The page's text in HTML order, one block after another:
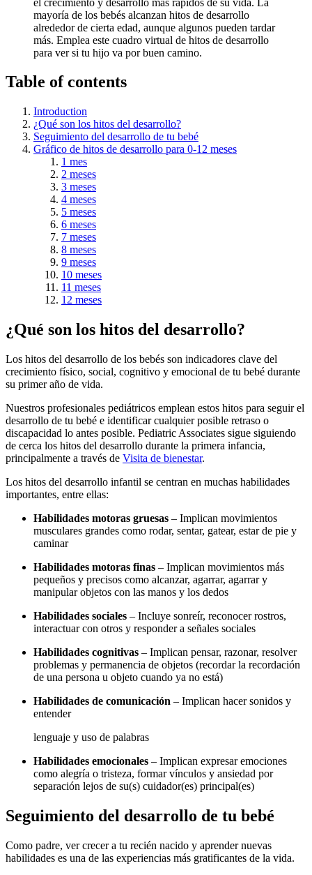
mayoría de los bebés alcanzan hitos de desarrollo
alrededor de cierta edad, aunque algunos pueden tardar
más. Emplea este cuadro virtual de hitos de desarrollo
para ver si tu hijo va por buen camino.
Table of contents
Introduction
¿Qué son los hitos del desarrollo?
Seguimiento del desarrollo de tu bebé
Gráfico de hitos de desarrollo para 0-12 meses
1 mes
2 meses
3 meses
4 meses
5 meses
6 meses
7 meses
8 meses
9 meses
10 meses
11 meses
12 meses
¿Qué son los hitos del desarrollo?
Los hitos del desarrollo de los bebés son indicadores clave del
crecimiento físico, social, cognitivo y emocional de tu bebé durante
su primer año de vida.
Nuestros profesionales pediátricos emplean estos hitos para seguir el
desarrollo de tu bebé e identificar cualquier posible retraso o
discapacidad lo antes posible. Pediatric Associates sigue siguiendo
de cerca los hitos del desarrollo durante la primera infancia,
principalmente a través de Visita de bienestar.
Los hitos del desarrollo infantil se centran en muchas habilidades
importantes, entre ellas:
Habilidades motoras gruesas – Implican movimientos
musculares grandes como rodar, sentar, gatear, estar de pie y
caminar
Habilidades motoras finas – Implican movimientos más
pequeños y precisos como alcanzar, agarrar, agarrar y
manipular objetos con las manos y los dedos
Habilidades sociales – Incluye sonreír, reconocer rostros,
interactuar con otros y responder a señales sociales
Habilidades cognitivas – Implican pensar, razonar, resolver
problemas y permanencia de objetos (recordar la recordación
de una persona u objeto cuando ya no está)
Habilidades de comunicación – Implican hacer sonidos y
entender
lenguaje y uso de palabras
Habilidades emocionales – Implican expresar emociones
como alegría o tristeza, formar vínculos y ansiedad por
separación lejos de su(s) cuidador(es) principal(es)
Seguimiento del desarrollo de tu bebé
Como padre, ver crecer a tu recién nacido y aprender nuevas
habilidades es una de las experiencias más gratificantes de la vida.